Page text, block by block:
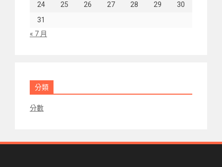
24
25 26 27 28 29
30
31
« 7 月
分類
分數